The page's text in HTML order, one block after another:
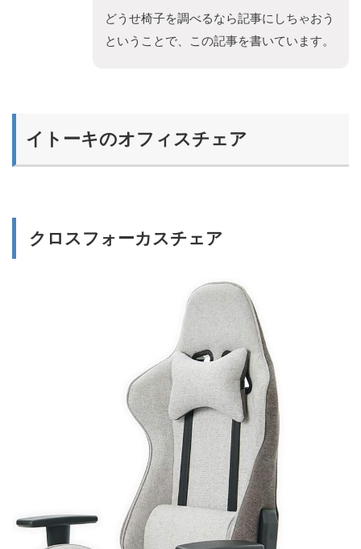
どうせ椅子を調べるなら記事にしちゃおう
ということで、この記事を書いています。
イトーキのオフィスチェア
クロスフォーカスチェア